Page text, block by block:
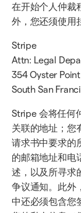
在开始个人仲裁
外，您还须使用
Stripe
Attn: Legal
354 Oyster
South San
Stripe 会将任何
关联的地址；您
请求书中要求的
的邮箱地址和电
述，以及所寻求
争议通知。此外
中还必须包含您